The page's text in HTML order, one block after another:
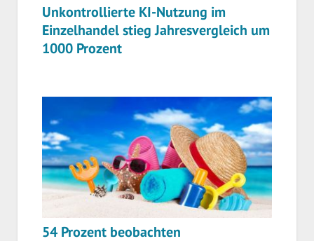
Unkontrollierte KI-Nutzung im
Einzelhandel stieg Jahresvergleich um
1000 Prozent
54 Prozent beobachten